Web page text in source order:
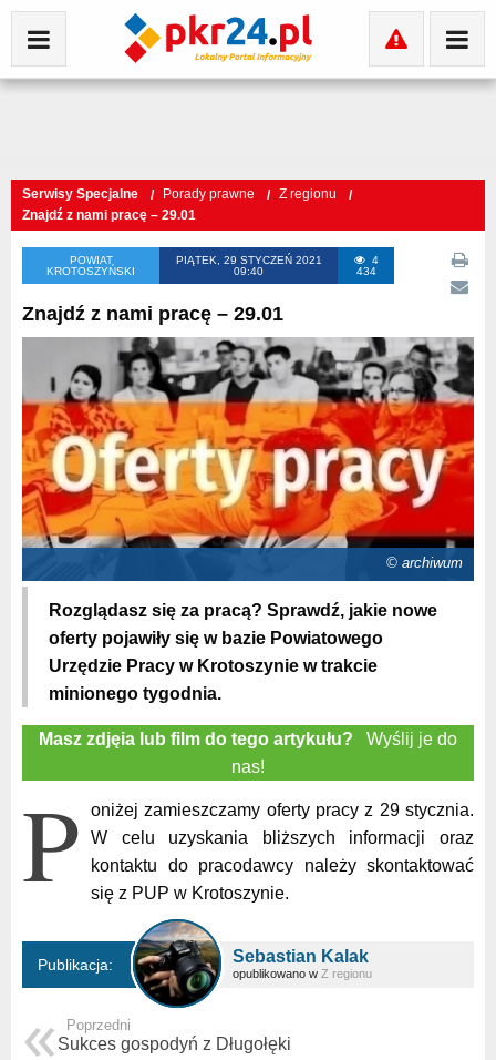
Serwisy Specjalne Porady prawne
Z regionu
Znajdź z nami pracę – 29.01
POWIAT
KROTOSZYŃSKI
PIĄTEK, 29 STYCZEŃ 2021
09:40
4
434
Znajdź z nami pracę – 29.01
© archiwum
Rozglądasz się za pracą? Sprawdź, jakie nowe
oferty pojawiły się w bazie Powiatowego
Urzędzie Pracy w Krotoszynie w trakcie
minionego tygodnia.
Masz zdjęia lub film do tego artykułu? Wyślij je do
nas!
P
oniżej zamieszczamy oferty pracy z 29 stycznia.
W celu uzyskania bliższych informacji oraz
kontaktu do pracodawcy należy skontaktować
się z PUP w Krotoszynie.
Publikacja: Sebastian Kalak
opublikowano w Z regionu
Poprzedni
Sukces gospodyń z Długołęki